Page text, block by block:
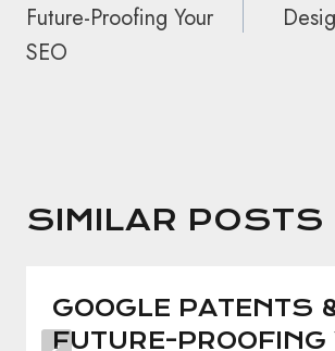
Future-Proofing Your
SEO
SIMILAR POSTS
GOOGLE PATENTS
FUTURE-PROOFING